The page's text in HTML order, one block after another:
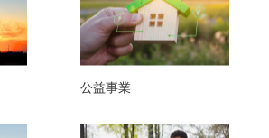
公益事業